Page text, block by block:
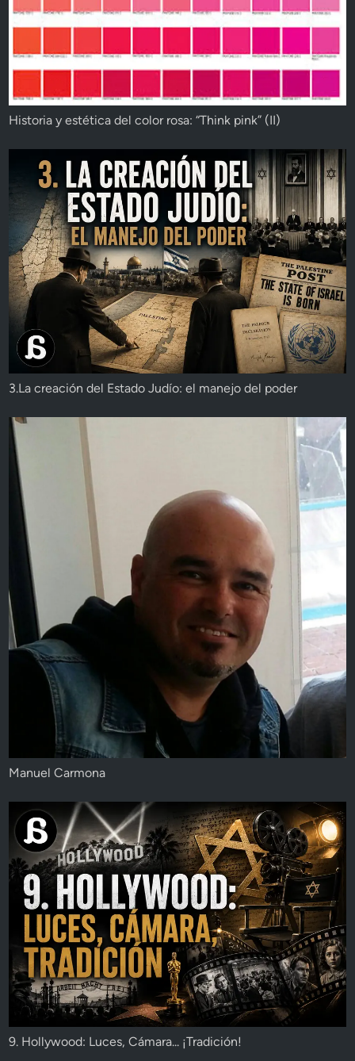
Historia y estética del color rosa: “Think pink” (II)
3.La creación del Estado Judío: el manejo del poder
Manuel Carmona
9. Hollywood: Luces, Cámara... ¡Tradición!